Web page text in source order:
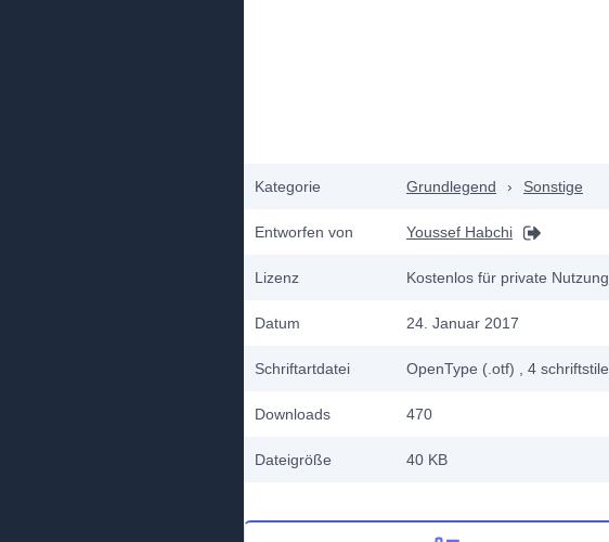
Kategorie Grundlegend › Sonstige
Entworfen von Youssef Habchi
Lizenz Kostenlos für private Nutzung
Datum 24. Januar 2017
Schriftartdatei OpenType (.otf) , 4 schriftstile
Downloads 470
Dateigröße 40 KB